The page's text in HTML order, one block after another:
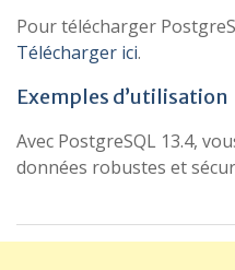
Pour télécharger
Télécharger ici.
Exemples d’utilisation
Avec PostgreSQL 13.4,
données robustes et